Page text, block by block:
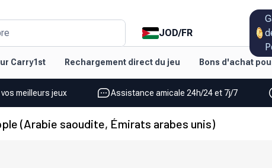
JOD/FR
Carry1st Rechargement direct du jeu Bons d'achat
meilleurs jeux Assistance amicale 24h/24 et 7j/7
(Arabie saoudite, Émirats arabes unis)